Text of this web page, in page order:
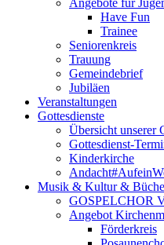
Have Fun
Trainee
Seniorenkreis
Trauung
Gemeindebrief
Jubiläen
Veranstaltungen
Gottesdienste
Übersicht unserer
Gottesdienst-
Kinderkirche
Musik & Kultur &
GOSPELCHOR
Angebot
Förderkreis